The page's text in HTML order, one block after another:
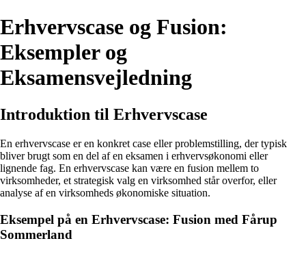
Erhvervscase og Fusion:
Eksempler og
Eksamensvejledning
Introduktion til Erhvervscase
En erhvervscase er en konkret case eller problemstilling, der typisk
bliver brugt som en del af en eksamen i erhvervsøkonomi eller
lignende fag. En erhvervscase kan være en fusion mellem to
virksomheder, et strategisk valg en virksomhed står overfor, eller
analyse af en virksomheds økonomiske situation.
Eksempel på en Erhvervscase: Fusion med Fårup
Sommerland